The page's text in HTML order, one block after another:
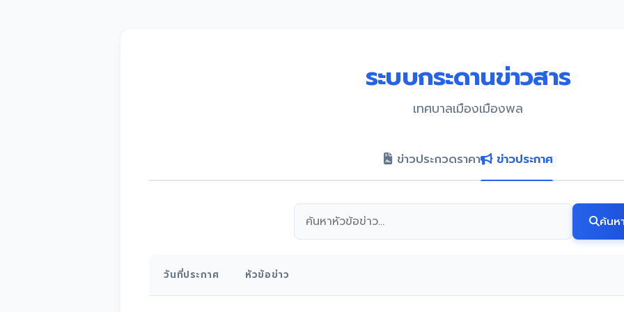
ระบบกระดานข่าวสาร
เทศบาลเมืองเมืองพล
ข่าวประกวดราคา ข่าวประกาศ
ค้นห
วันที่ประกาศ หัวข้อข่าว